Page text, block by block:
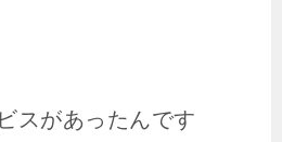
スがあったんです